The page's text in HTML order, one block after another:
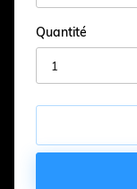
Quantité